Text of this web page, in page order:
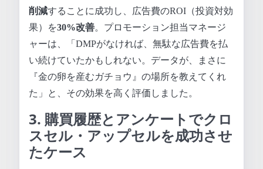
削減することに成功し、広告費のROI（投資対効
果）を30%改善。プロモーション担当マネージ
ャーは、「DMPがなければ、無駄な広告費を払
い続けていたかもしれない。データが、まさに
『金の卵を産むガチョウ』の場所を教えてくれ
た」と、その効果を高く評価しました。
3. 購買履歴とアンケートでクロ
スセル・アップセルを成功させ
たケース